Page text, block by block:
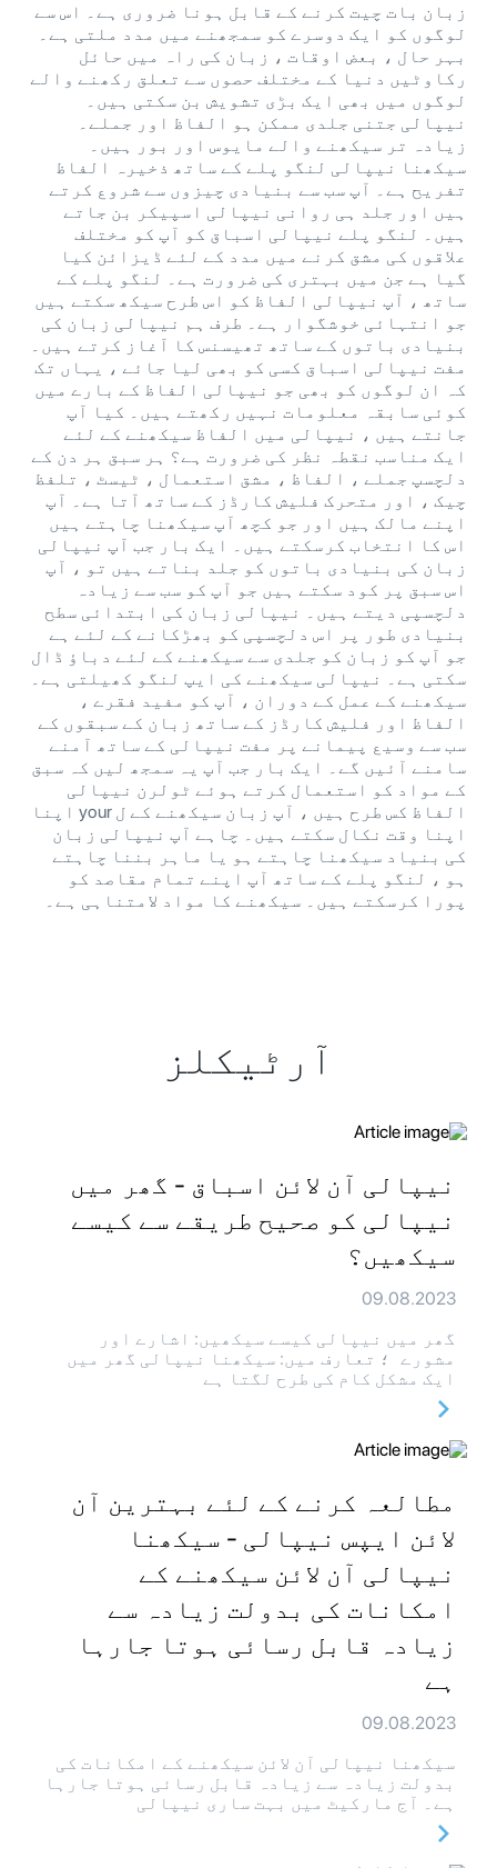
زبان بات چیت کرنے کے قابل ہونا ضروری ہے۔ اس سے
لوگوں کو ایک دوسرے کو سمجھنے میں مدد ملتی ہے۔
بہر حال ، بعض اوقات ، زبان کی راہ میں حائل
رکاوٹیں دنیا کے مختلف حصوں سے تعلق رکھنے والے
لوگوں میں بھی ایک بڑی تشویش بن سکتی ہیں۔
نیپالی جتنی جلدی ممکن ہو الفاظ اور جملے۔
زیادہ تر سیکھنے والے مایوس اور بور ہیں۔
سیکھنا نیپالی لنگو پلے کے ساتھ ذخیرہ الفاظ
تفریح ​​ہے۔ آپ سب سے بنیادی چیزوں سے شروع کرتے
ہیں اور جلد ہی روانی نیپالی اسپیکر بن جاتے
ہیں۔ لنگو پلے نیپالی اسباق کو آپ کو مختلف
علاقوں کی مشق کرنے میں مدد کے لئے ڈیزائن کیا
گیا ہے جن میں بہتری کی ضرورت ہے۔ لنگو پلے کے
ساتھ ، آپ نیپالی الفاظ کو اس طرح سیکھ سکتے ہیں
جو انتہائی خوشگوار ہے۔ طرف ہم نیپالی زبان کی
بنیادی باتوں کے ساتھ تھیسنس کا آغاز کرتے ہیں۔
مفت نیپالی اسباق کسی کو بھی لیا جائے ، یہاں تک
کہ ان لوگوں کو بھی جو نیپالی الفاظ کے بارے میں
کوئی سابقہ ​​معلومات نہیں رکھتے ہیں۔ کیا آپ
جانتے ہیں ، نیپالی میں الفاظ سیکھنے کے لئے
ایک مناسب نقطہ نظر کی ضرورت ہے؟ ہر سبق ہر دن کے
دلچسپ جملے ، الفاظ ، مشق استعمال ، ٹیسٹ ، تلفظ
چیک ، اور متحرک فلیش کارڈز کے ساتھ آتا ہے۔ آپ
اپنے مالک ہیں اور جو کچھ آپ سیکھنا چاہتے ہیں
اس کا انتخاب کرسکتے ہیں۔ ایک بار جب آپ نیپالی
زبان کی بنیادی باتوں کو جلد بناتے ہیں تو ، آپ
اس سبق پر کود سکتے ہیں جو آپ کو سب سے زیادہ
دلچسپی دیتے ہیں۔ نیپالی زبان کی ابتدائی سطح
بنیادی طور پر اس دلچسپی کو بھڑکانے کے لئے ہے
جو آپ کو زبان کو جلدی سے سیکھنے کے لئے دباؤ ڈال
سکتی ہے۔ نیپالی سیکھنے کی ایپ لنگو کھیلتی ہے۔
سیکھنے کے عمل کے دوران ، آپ کو مفید فقرے ،
الفاظ اور فلیش کارڈز کے ساتھ زبان کے سبقوں کے
سب سے وسیع پیمانے پر مفت نیپالی کے ساتھ آمنے
سامنے آئیں گے۔ ایک بار جب آپ یہ سمجھ لیں کہ سبق
کے مواد کو استعمال کرتے ہوئے ٹولرن نیپالی
الفاظ کس طرح ہیں ، آپ زبان سیکھنے کے ل your اپنا
اپنا وقت نکال سکتے ہیں۔ چاہے آپ نیپالی زبان
کی بنیاد سیکھنا چاہتے ہو یا ماہر بننا چاہتے
ہو ، لنگو پلے کے ساتھ آپ اپنے تمام مقاصد کو
پورا کرسکتے ہیں۔ سیکھنے کا مواد لامتناہی ہے۔
آرٹیکلز
نیپالی آن لائن اسباق - گھر میں
نیپالی کو صحیح طریقے سے کیسے
سیکھیں؟
09.08.2023
گھر میں نیپالی کیسے سیکھیں: اشارے اور
مشورے ؛ تعارف میں: سیکھنا نیپالی گھر میں
ایک مشکل کام کی طرح لگتا ہے
مطالعہ کرنے کے لئے بہترین آن
لائن ایپس نیپالی - سیکھنا
نیپالی آن لائن سیکھنے کے
امکانات کی بدولت زیادہ سے
زیادہ قابل رسائی ہوتا جارہا
ہے
09.08.2023
سیکھنا نیپالی آن لائن سیکھنے کے امکانات کی
بدولت زیادہ سے زیادہ قابل رسائی ہوتا جارہا
ہے۔ آج مارکیٹ میں بہت ساری نیپالی